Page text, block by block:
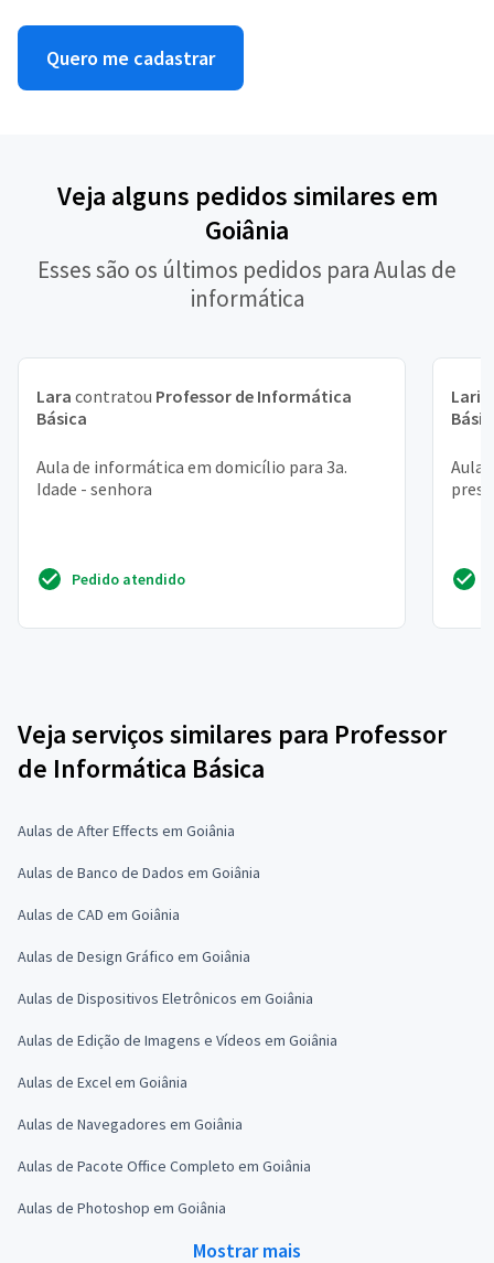
Quero me cadastrar
Veja alguns pedidos similares em
Goiânia
Esses são os últimos pedidos para Aulas de
informática
Lara contratou Professor de Informática
Básica
Aula de informática em domicílio para 3a.
Idade - senhora
Pedido atendido
Aula
Veja serviços similares para Professor
de Informática Básica
Aulas de After Effects em Goiânia
Aulas de Banco de Dados em Goiânia
Aulas de CAD em Goiânia
Aulas de Design Gráfico em Goiânia
Aulas de Dispositivos Eletrônicos em Goiânia
Aulas de Edição de Imagens e Vídeos em Goiânia
Aulas de Excel em Goiânia
Aulas de Navegadores em Goiânia
Aulas de Pacote Office Completo em Goiânia
Aulas de Photoshop em Goiânia
Mostrar mais